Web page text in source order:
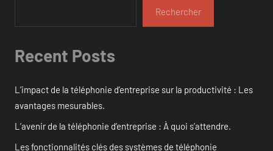
Rechercher
Recent Posts
L’impact de la téléphonie d’entreprise sur la productivité : Les
avantages mesurables.
L’avenir de la téléphonie d’entreprise : À quoi s’attendre.
Les fonctionnalités clés des systèmes de téléphonie